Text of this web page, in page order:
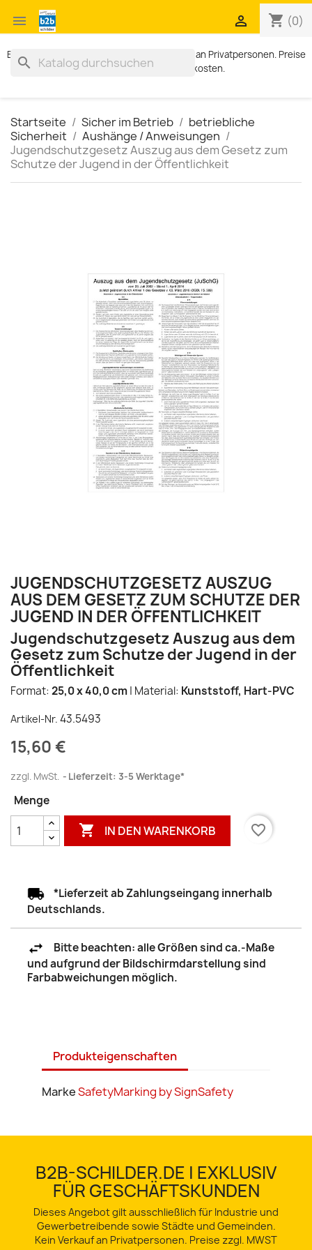
 shopping_cart (0)

Exklusiv für Geschäftskunden. Kein Verkauf an Privatpersonen. Preise
zzgl. MWST und Versandkosten.
search
Startseite Sicher im Betrieb
betriebliche
Sicherheit
Aushänge / Anweisungen
Jugendschutzgesetz Auszug aus dem Gesetz zum
Schutze der Jugend in der Öffentlichkeit
JUGENDSCHUTZGESETZ AUSZUG
AUS DEM GESETZ ZUM SCHUTZE DER
JUGEND IN DER ÖFFENTLICHKEIT
Jugendschutzgesetz Auszug aus dem
Gesetz zum Schutze der Jugend in der
Öffentlichkeit
Format: 25,0 x 40,0 cm| Material: Kunststoff, Hart-PVC
Artikel-Nr. 43.5493
15,60 €
zzgl. MwSt. Lieferzeit: 3-5 Werktage*
Menge
 IN DEN WARENKORB favorite_border
*Lieferzeit ab Zahlungseingang innerhalb
Deutschlands.
Bitte beachten: alle Größen sind ca.-Maße
und aufgrund der Bildschirmdarstellung sind
Farbabweichungen möglich.
Produkteigenschaften
MarkeSafetyMarking by SignSafety
B2B-SCHILDER.DE | EXKLUSIV
FÜR GESCHÄFTSKUNDEN
Dieses Angebot gilt ausschließlich für Industrie und
Gewerbetreibende sowie Städte und Gemeinden.
Kein Verkauf an Privatpersonen. Preise zzgl. MWST